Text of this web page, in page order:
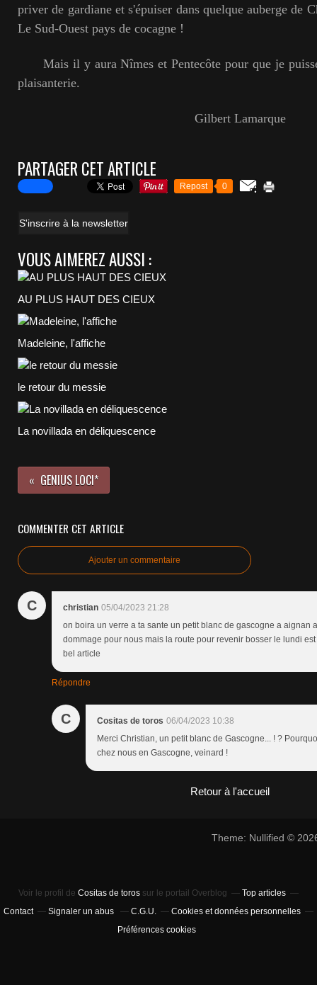
priver de gardiane et s'épuiser dans quelque auberge de
Le Sud-Ouest pays de cocagne !
Mais il y aura Nîmes et Pentecôte pour que je
plaisanterie.
Gilbert Lamarque
PARTAGER CET ARTICLE
Repost 0
S'inscrire à la newsletter
VOUS AIMEREZ AUSSI :
AU PLUS HAUT DES CIEUX
Madeleine, l'affiche
le retour du messie
La novillada en déliquescence
GENIUS LOCI*
COMMENTER CET ARTICLE
Ajouter un commentaire
C christian 05/04/2023 21:28
on boira un verre a ta sante un petit blanc de gascogne a aignan
dommage pour nous mais la route pour revenir bosser le lundi
bel article
Répondre
C Cositas de toros 06/04/2023 10:38
Merci Christian, un petit blanc de Gascogne... ! ?
chez nous en Gascogne, veinard !
Retour à l'accueil
Theme: Nullified ©
Voir le profil de Cositas de toros sur le portail Overblog
Top articles
Contact
Signaler un abus C.G.U.
Cookies et données personnelles
Préférences cookies